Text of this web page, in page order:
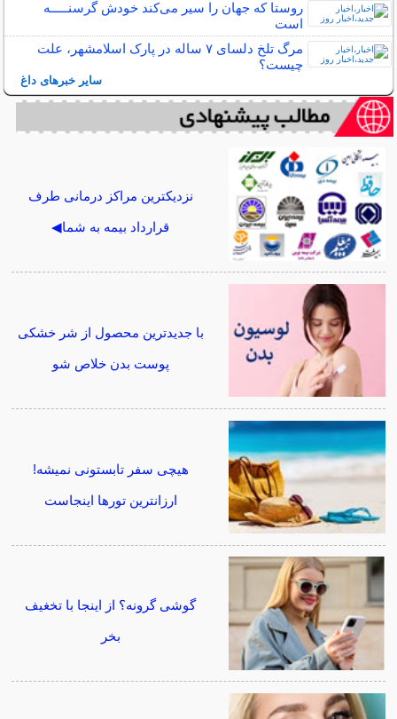
روستا که جهان را سیر می‌کند خودش گرسنـــــه
است
مرگ تلخ دلسای ۷ ساله در پارک اسلامشهر، علت
چیست؟
سایر خبرهای داغ
نزدیکترین مراکز درمانی طرف
قرارداد بیمه به شما◀
با جدیدترین محصول از شر خشکی
پوست بدن خلاص شو
هیچی سفر تابستونی نمیشه!
ارزانترین تورها اینجاست
گوشی گرونه؟ از اینجا با تخغیف
بخر